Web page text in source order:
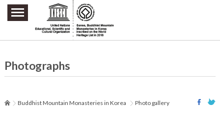
주요메뉴 바로가기
본문 바로가기
하단메뉴 바로가기
Photographs
Buddhist Mountain Monasteries in Korea Photo gallery